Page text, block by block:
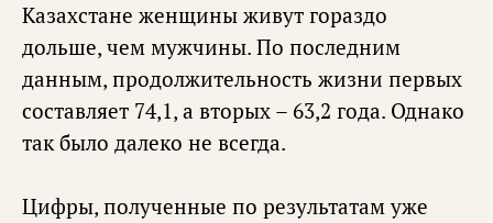
Казахстане женщины живут гораздо
дольше, чем мужчины. По последним
данным, продолжительность жизни первых
составляет 74,1, а вторых – 63,2 года. Однако
так было далеко не всегда.
Цифры, полученные по результатам уже